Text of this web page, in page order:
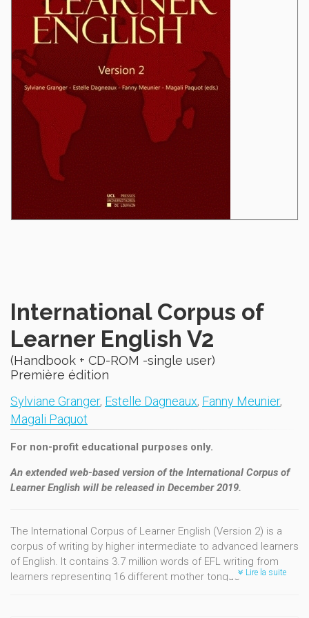
International Corpus of
Learner English V2
(Handbook + CD-ROM -single user)
Première édition
Sylviane Granger, Estelle Dagneaux, Fanny Meunier,
Magali Paquot
For non-profit educational purposes only.
An extended web-based version of the International Corpus of
Learner English will be released in December 2019.
The International Corpus of Learner English (Version 2) is a
corpus of writing by higher intermediate to advanced learners
of English. It contains 3.7 million words of EFL writing from
learners representing 16 different mother tongue
Lire la suite